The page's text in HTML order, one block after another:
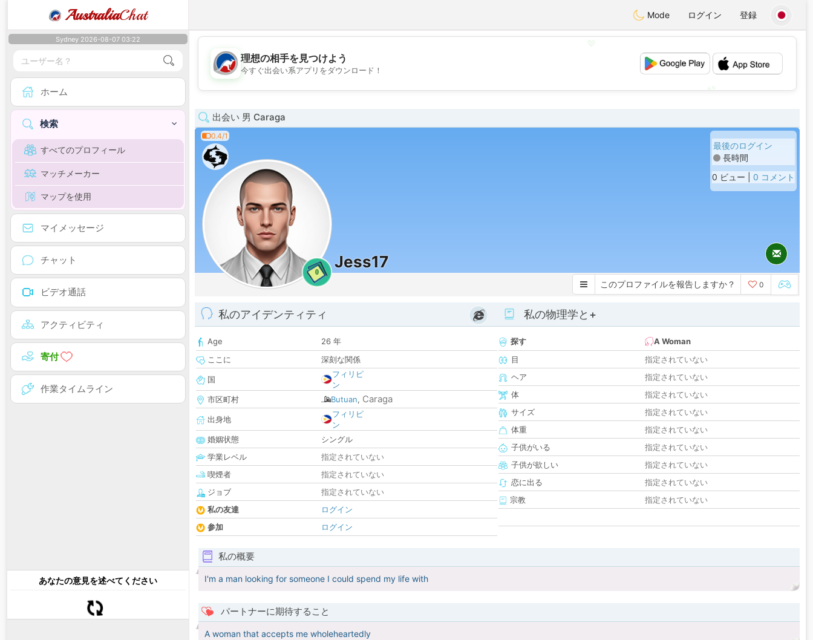
AustraliaChat Mode ログイン 登録
Sydney 2026-08-07 03:22
ホーム
検索
すべてのプロフィール
マッチメーカー
マップを使用
マイメッセージ
チャット
ビデオ通話
アクティビティ
寄付
作業タイムライン
あなたの意見を述べてください
💖
💕
理想の相手を見つけよう
今すぐ出会い系アプリをダウンロード！
出会い 男 Caraga
0.4/1
0
Jess17
最後のログイン
長時間
0 ビュー | 0 コメント
このプロファイルを報告しますか？ 0
私のアイデンティティ
Age
26 年
ここに
深刻な関係
国
フィリピ
ン
市区町村
Butuan, Caraga
出身地
フィリピ
ン
婚姻状態
シングル
学業レベル
指定されていない
喫煙者
指定されていない
ジョブ
指定されていない
私の友達
ログイン
参加
ログイン
私の物理学と+
探す
A Woman
目
指定されていない
ヘア
指定されていない
体
指定されていない
サイズ
指定されていない
体重
指定されていない
子供がいる
指定されていない
子供が欲しい
指定されていない
恋に出る
指定されていない
宗教
指定されていない
私の概要
I'm a man looking for someone I could spend my life with
パートナーに期待すること
A woman that accepts me wholeheartedly